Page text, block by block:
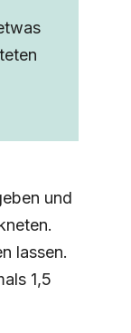
und
lassen.
1,5